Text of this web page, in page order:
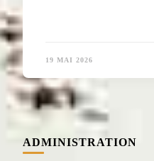
19 MAI 2026
ADMINISTRATION